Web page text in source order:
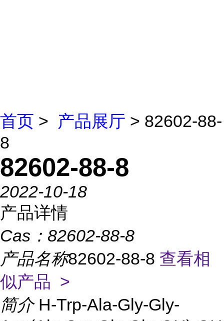
首页 > 产品展厅 > 82602-88-
8
82602-88-8
2022-10-18
产品详情
Cas： 82602-88-8
产品名称82602-88-8 查看相
似产品 >
简介 H-Trp-Ala-Gly-Gly-